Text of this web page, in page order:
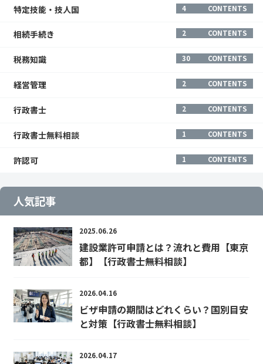
特定技能・技人国 4 CONTENTS
相続手続き 2 CONTENTS
税務知識 30 CONTENTS
経営管理 2 CONTENTS
行政書士 2 CONTENTS
行政書士無料相談 1 CONTENTS
許認可 1 CONTENTS
人気記事
2025.06.26
建設業許可申請とは？流れと費用【東京
都】【行政書士無料相談】
2026.04.16
ビザ申請の期間はどれくらい？国別目安
と対策【行政書士無料相談】
2026.04.17